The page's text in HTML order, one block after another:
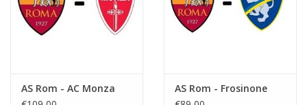
AS Rom - AC Monza
AS Rom - Frosinone